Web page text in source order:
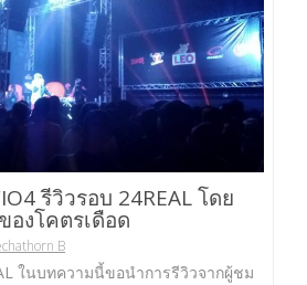
รีวิวรอบ 24REAL โดย
องโคตรเดือด
B
ในบทความนี้ขอนำการรีวิวจากผู้ชม